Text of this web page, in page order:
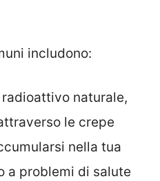
includono:
radioattivo naturale,
le crepe
nella tua
a problemi di salute